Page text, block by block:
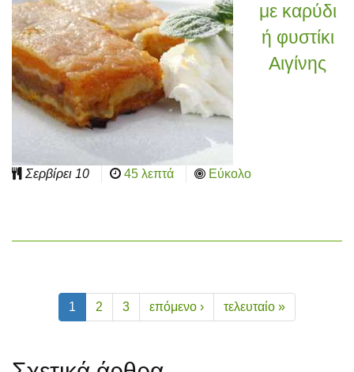
με καρύδι
ή φυστίκι
Αιγίνης
Σερβίρει 10 45 λεπτά Εύκολο
1 2 3 επόμενο › τελευταίο »